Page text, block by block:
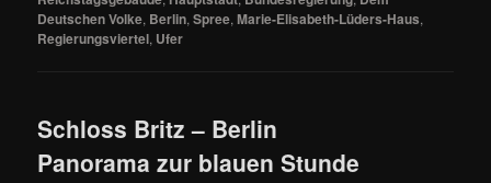
Deutschen Volke, Berlin,Spree,Marie-Elisabeth-Lüders-Haus,
Regierungsviertel, Ufer
Schloss Britz – Berlin
Panorama zur blauen Stunde